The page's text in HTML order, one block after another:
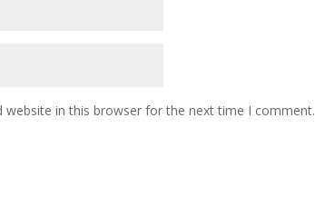
website in this browser for the next time I comment.